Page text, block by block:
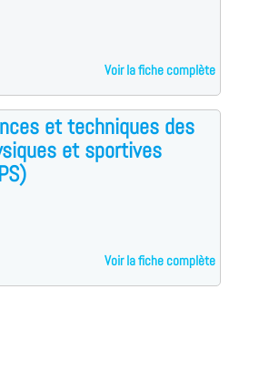
Voir la fiche complète
et techniques des
et sportives
Voir la fiche complète